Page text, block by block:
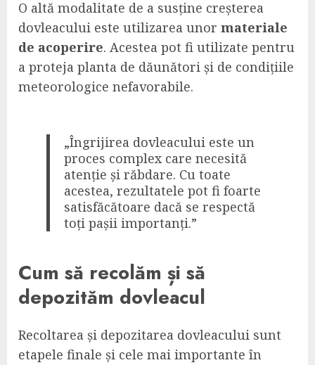
O altă modalitate de a susține creșterea
dovleacului este utilizarea unor materiale
de acoperire. Acestea pot fi utilizate pentru
a proteja planta de dăunători și de condițiile
meteorologice nefavorabile.
„Îngrijirea dovleacului este un
proces complex care necesită
atenție și răbdare. Cu toate
acestea, rezultatele pot fi foarte
satisfăcătoare dacă se respectă
toți pașii importanți.”
Cum să recolăm și să
depozităm dovleacul
Recoltarea și depozitarea dovleacului sunt
etapele finale și cele mai importante în